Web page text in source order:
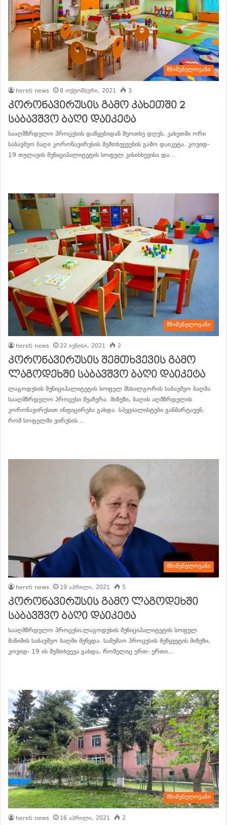
მნიშვნელოვანი
hereti news 8 ოქტომბერი, 2021 3
კორონავირუსის გამო კახეთში 2
საბავშვო ბაღი დაიკეტა
სააღმზრდელო პროცესის დაწყებიდან მეოთხე დღეს, კახეთში ორი
საბავშვო ბაღი კორონავირუსის შემთხვევების გამო დაიკეტა. კოვიდ-
19 თელავის მუნიციპალიტეტის სოფელ კისისხევისა და…
მნიშვნელოვანი
hereti news 22 ივნისი, 2021 2
კორონავირუსის შემთხვევის გამო
ლაგოდეხში საბავშვო ბაღი დაიკეტა
ლაგოდეხის მუნიციპალიტეტის სოფელ მსხალგორის საბავშვო ბაღმა
სააღმზრდელო პროცესი შეაჩერა. მიზეზი, ბაღის აღმზრდელის
კორონავირუსით ინფიცირება გახდა. სპეციალისტები განმარტავენ,
რომ სოფელში ვირუსის…
მნიშვნელოვანი
hereti news 19 აპრილი, 2021 5
კორონავირუსის გამო ლაგოდეხში
საბავშვო ბაღი დაიკეტა
სააღმზრდელო პროცესი,ლაგოდეხის მუნიციპალიტეტის სოფელ
მაწიმის საბავშვო ბაღში შეწყდა. სამუშაო პროცესის შეწყვეტის მიზეზი,
კოვიდ- 19 ის შემთხვევა გახდა, რომელიც ერთ- ერთი…
მნიშვნელოვანი
hereti news 16 აპრილი, 2021 2